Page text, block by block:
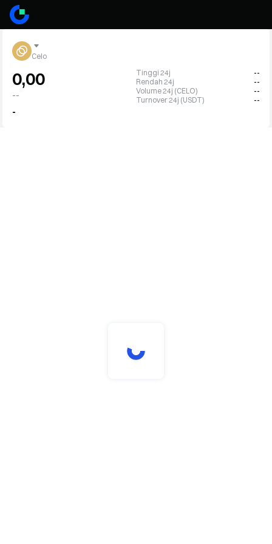
Celo
0,00
--
-
Tinggi 24j
--
Rendah 24j
--
Volume 24j (CELO)
--
Turnover 24j (USDT)
--